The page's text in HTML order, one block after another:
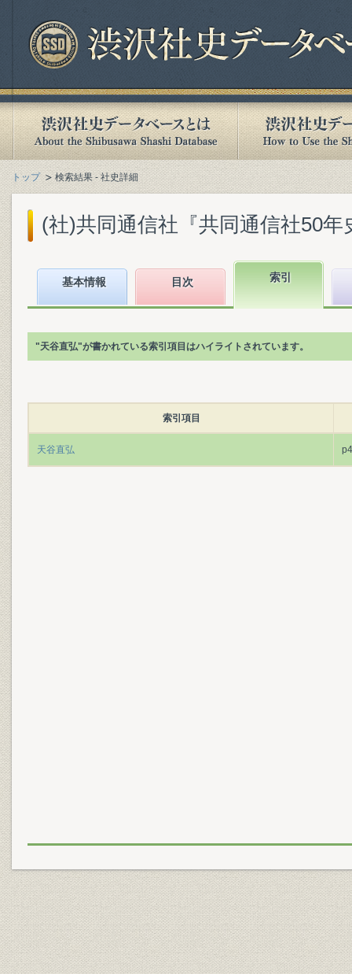
トップ 検索結果 - 社史詳細
(社)共同通信社『共同通信社50年
基本情報 目次 索引
"天谷直弘"が書かれている索引項目はハイライトされています。
索引項目
天谷直弘